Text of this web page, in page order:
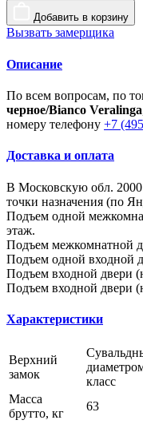
Добавить в корзину
Вызвать замерщика
Описание
По всем вопросам, по
черное/Bianco Veralinga
номеру телефону +7
Доставка и оплата
В Московскую обл.
точки назначения (по
Подъем одной
этаж.
Подъем межкомнатной
Подъем одной входной
Подъем входной двери
Подъем входной двери
Характеристики
Верхний
замок
класс
Масса
брутто, кг
63